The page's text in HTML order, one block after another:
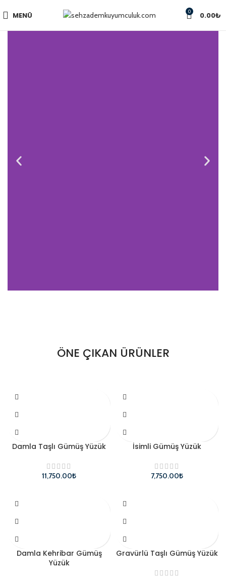
MENÜ 0 0.00₺
ÖNE ÇIKAN ÜRÜNLER
Damla Taşlı Gümüş Yüzük
₺
İsimli Gümüş Yüzük
₺
Damla Kehribar Gümüş
Yüzük
Gravürlü Taşlı Gümüş Yüzük